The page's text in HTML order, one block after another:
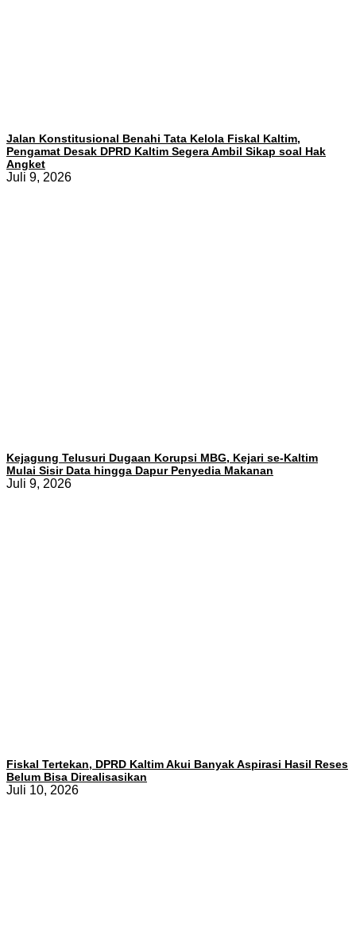
Jalan Konstitusional Benahi Tata Kelola Fiskal Kaltim,
Pengamat Desak DPRD Kaltim Segera Ambil Sikap soal Hak
Angket
Juli 9, 2026
Kejagung Telusuri Dugaan Korupsi MBG, Kejari se-Kaltim
Mulai Sisir Data hingga Dapur Penyedia Makanan
Juli 9, 2026
Fiskal Tertekan, DPRD Kaltim Akui Banyak Aspirasi Hasil Reses
Belum Bisa Direalisasikan
Juli 10, 2026